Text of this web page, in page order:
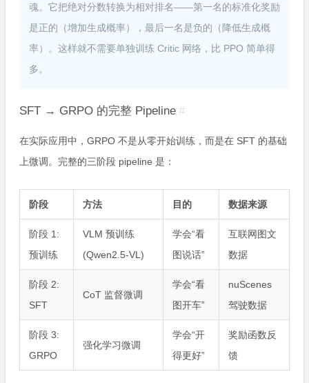
魂。它把绝对分数转换为相对排名——第一名的标准化奖励
是正的（增加生成概率），最后一名是负的（降低生成概
率）。这样就不需要单独训练 Critic 网络，比 PPO 简单得
多。
SFT → GRPO 的完整 Pipeline #
在实际应用中，GRPO 不是从零开始训练，而是在 SFT 的基础
上微调。完整的三阶段 pipeline 是：
阶段 方法 目的 数据来源
阶段 1:
预训练
VLM 预训练
(Qwen2.5-VL)
学会“看
图说话”
互联网图文
数据
阶段 2:
SFT
CoT 监督微调
学会“看
图开车”
nuScenes
驾驶数据
阶段 3:
GRPO
强化学习微调
学会“开
得更好”
奖励函数反
馈